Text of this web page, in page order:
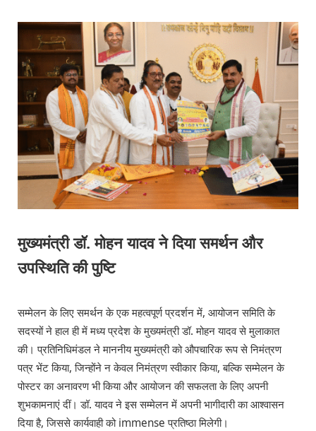
मुख्यमंत्री डॉ. मोहन यादव ने दिया समर्थन और
उपस्थिति की पुष्टि
सम्मेलन के लिए समर्थन के एक महत्वपूर्ण प्रदर्शन में, आयोजन समिति के
सदस्यों ने हाल ही में मध्य प्रदेश के मुख्यमंत्री डॉ. मोहन यादव से मुलाकात
की। प्रतिनिधिमंडल ने माननीय मुख्यमंत्री को औपचारिक रूप से निमंत्रण
पत्र भेंट किया, जिन्होंने न केवल निमंत्रण स्वीकार किया, बल्कि सम्मेलन के
पोस्टर का अनावरण भी किया और आयोजन की सफलता के लिए अपनी
शुभकामनाएं दीं। डॉ. यादव ने इस सम्मेलन में अपनी भागीदारी का आश्वासन
दिया है, जिससे कार्यवाही को immense प्रतिष्ठा मिलेगी।